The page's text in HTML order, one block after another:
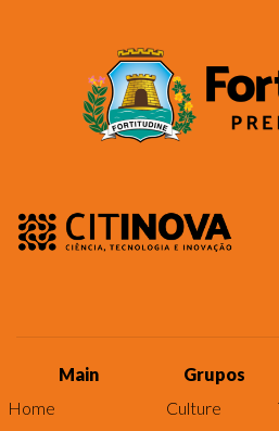
Main
Home
Grupos
Culture